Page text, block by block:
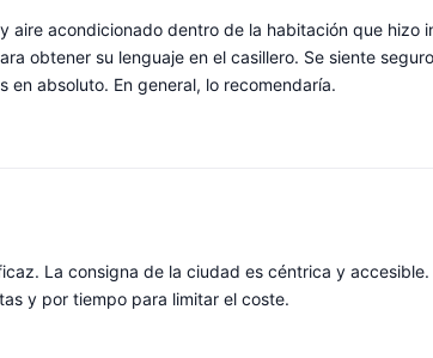
aire acondicionado dentro de la habitación que hizo
obtener su lenguaje en el casillero. Se siente
en absoluto. En general, lo recomendaría.
La consigna de la ciudad es céntrica y
y por tiempo para limitar el coste.